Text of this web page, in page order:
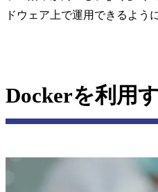
ドウェア上で運用できるよう
Dockerを利用